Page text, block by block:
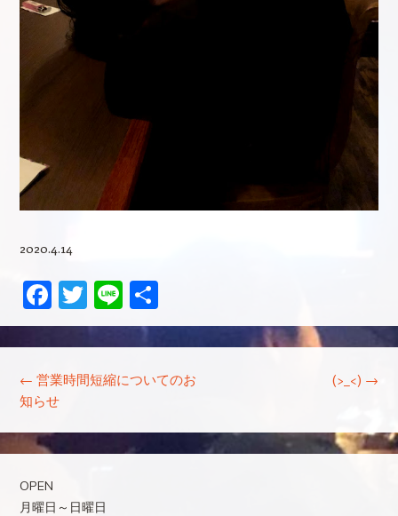
2020.4.14
Facebook
Twitter
Line共
有
← 営業時間短縮についてのお
知らせ
(>_<) →
OPEN
月曜日～日曜日